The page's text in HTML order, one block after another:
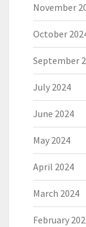
November
October
September
July 2024
June 2024
May 2024
April 2024
March 2024
February